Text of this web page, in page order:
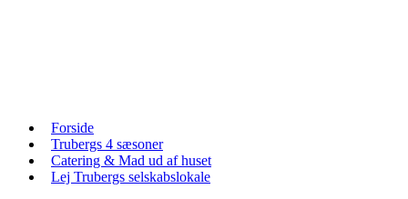
Skip
content
Forside
Trubergs 4 sæsoner
Catering & Mad ud af huset
Lej Trubergs selskabslokale